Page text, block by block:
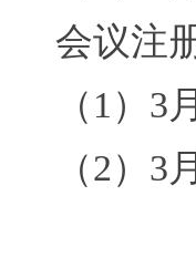
会议注
（ 1 ） 3月
（2） 3月